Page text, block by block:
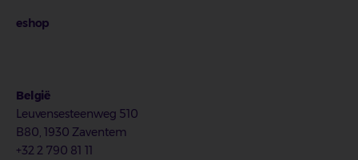
eshop
België
Leuvensesteenweg 510
B80, 1930 Zaventem
+32 2 790 81 11